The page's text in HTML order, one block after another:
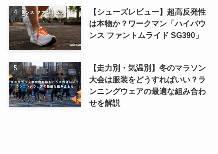
【シューズレビュー】超高反発性
は本物か？ワークマン「ハイバウ
ンス ファントムライド SG390」
【走力別・気温別】冬のマラソン
大会は服装をどうすればいい？ラ
ンニングウェアの最適な組み合わ
せを解説